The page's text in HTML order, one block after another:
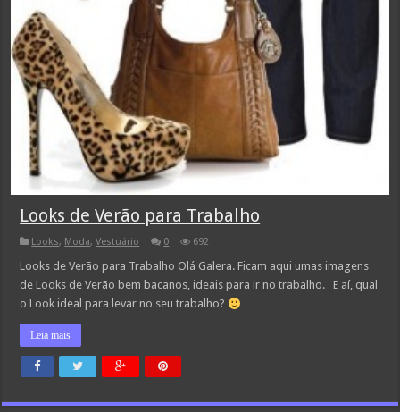
Looks de Verão para Trabalho
Looks, Moda,Vestuário 0 692
Looks de Verão para Trabalho Olá Galera. Ficam aqui umas imagens
de Looks de Verão bem bacanos, ideais para ir no trabalho. E aí, qual
o Look ideal para levar no seu trabalho?
Leia mais